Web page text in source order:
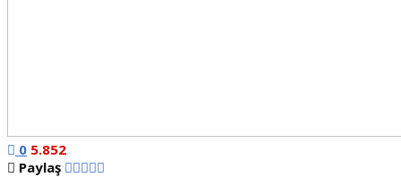
0 5.852
Paylaş